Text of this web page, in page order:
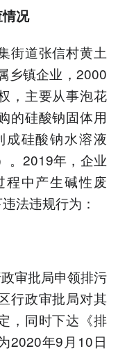
况
街道张信村黄土
乡镇企业，2000
，主要从事泡花
的硅酸钠固体用
硅酸钠水溶液
。2019年，企业
中产生碱性废
法违规行为：
审批局申领排污
行政审批局对其
，同时下达《排
2020年9月10日